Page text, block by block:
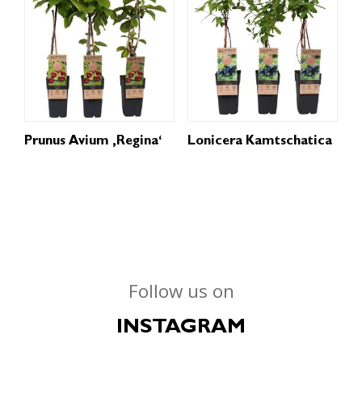
Prunus Avium ‚Regina‘ Lonicera Kamtschatica
Follow us on
INSTAGRAM